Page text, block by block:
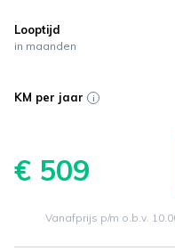
Looptijd
in maanden
KM per jaar
€ 509
Vanafprijs p/m o.b.v.